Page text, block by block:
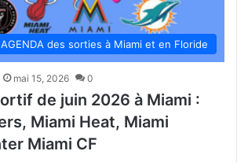
AGENDA des sorties à Miami et en Floride
mai 15, 2026 0
de juin 2026 à Miami :
Miami Heat, Miami
Miami CF